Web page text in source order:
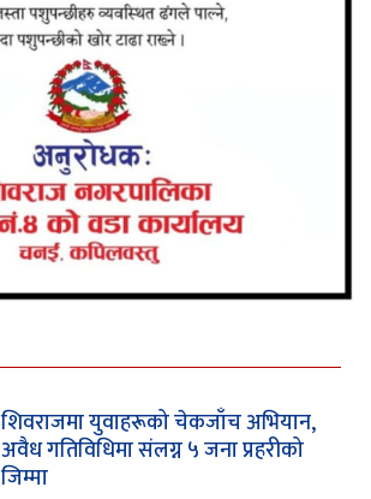
शिवराजमा युवाहरूको चेकजाँच अभियान,
अवैध गतिविधिमा संलग्न ५ जना प्रहरीको
जिम्मा